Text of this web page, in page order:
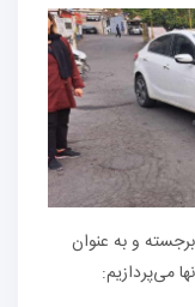
و به عنوان
می‌پردازیم: